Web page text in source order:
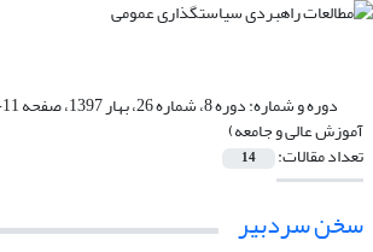
دوره و شماره:
آموزش عالی و جامعه)
تعداد مقالات: 14
سخن سردبیر